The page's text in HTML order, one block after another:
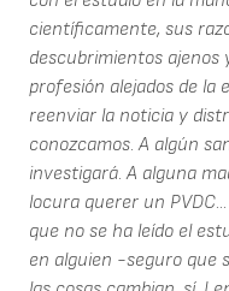
científicamente, sus
descubrimientos ajenos
profesión alejados de la
reenviar la noticia y
conozcamos. A algún
investigará. A alguna
locura querer un
que no se ha leído el
en alguien -seguro que